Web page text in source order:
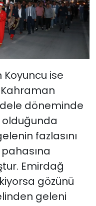
Koyuncu ise
döneminde
fazlasını
pahasına
Emirdağ
gözünü
geleni